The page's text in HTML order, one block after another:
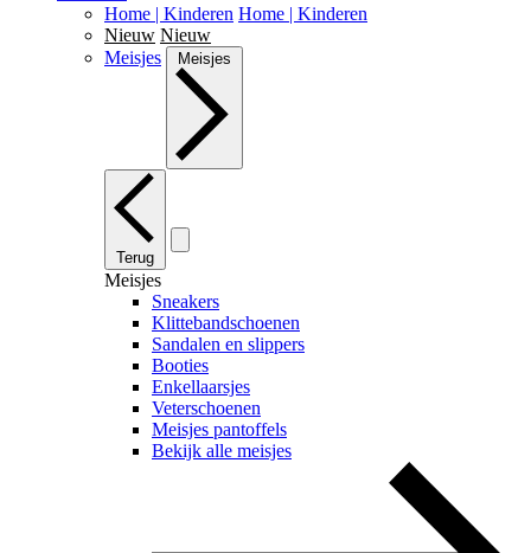
Home | Kinderen Home | Kinderen
Nieuw Nieuw
Meisjes
Meisjes
Terug
Meisjes
Sneakers
Klittebandschoenen
Sandalen en slippers
Booties
Enkellaarsjes
Veterschoenen
Meisjes pantoffels
Bekijk alle meisjes